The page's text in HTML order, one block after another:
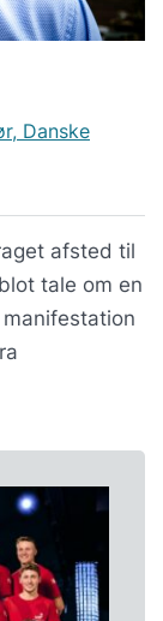
Danske
afsted til
tale om en